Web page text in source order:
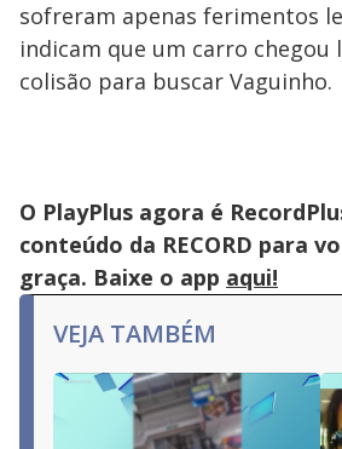
sofreram apenas ferimentos
indicam que um carro chegou
colisão para buscar Vaguinho.
O PlayPlus agora é
conteúdo da RECORD para
graça. Baixe o app aqui!
VEJA TAMBÉM